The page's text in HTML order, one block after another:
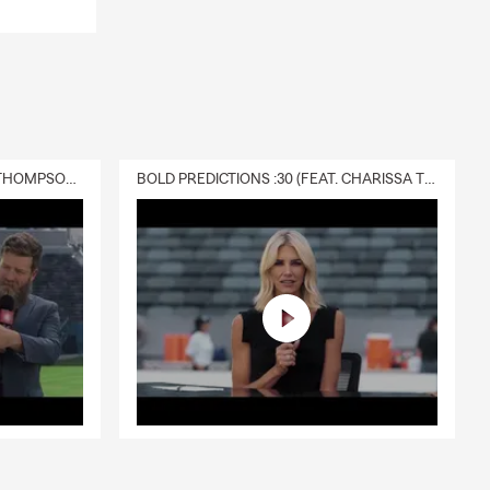
DELIVERY :30 (FEAT. CHARISSA THOMPSON & RYAN FITZPATRICK) BOLD PREDICTIONS :30 (FEAT. CHARISSA THOMPSON)